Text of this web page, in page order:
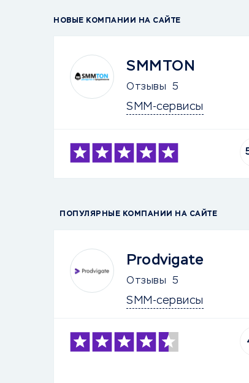
НОВЫЕ КОМПАНИИ НА САЙТЕ
SMMTON
Отзывы 5
SMM-сервисы
ПОПУЛЯРНЫЕ КОМПАНИИ НА САЙТЕ
Prodvigate
Отзывы 5
SMM-сервисы